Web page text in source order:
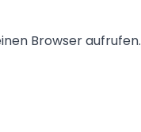
Browser aufrufen.